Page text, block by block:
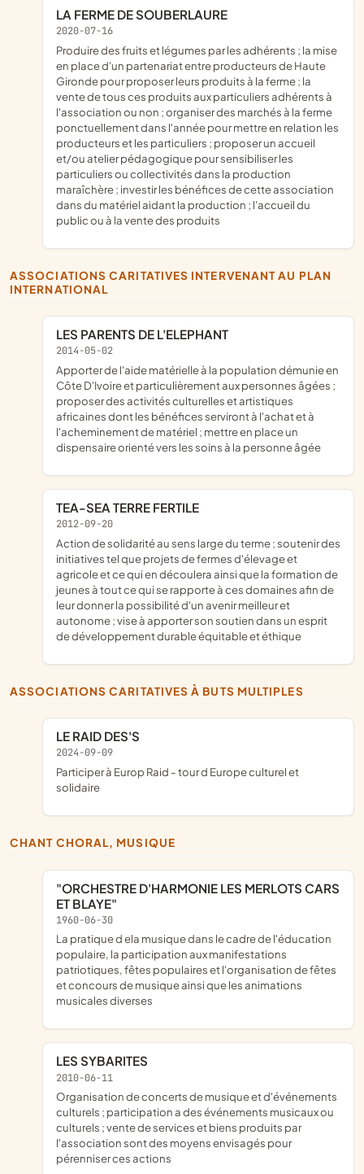
LA FERME DE SOUBERLAURE
2020-07-16
produire des fruits et légumes par les adhérents ; la mise
en place d'un partenariat entre producteurs de Haute
Gironde pour proposer leurs produits à la ferme ; la
vente de tous ces produits aux particuliers adhérents à
l'association ou non ; organiser des marchés à la ferme
ponctuellement dans l'année pour mettre en relation les
producteurs et les particuliers ; proposer un accueil
et/ou atelier pédagogique pour sensibiliser les
particuliers ou collectivités dans la production
maraîchère ; investir les bénéfices de cette association
dans du matériel aidant la production ; l'accueil du
public ou à la vente des produits
ASSOCIATIONS CARITATIVES INTERVENANT AU PLAN
INTERNATIONAL
LES PARENTS DE L'ELEPHANT
2014-05-02
apporter de l'aide matérielle à la population démunie en
Côte D'Ivoire et particulièrement aux personnes âgées ;
proposer des activités culturelles et artistiques
africaines dont les bénéfices serviront à l'achat et à
l'acheminement de matériel ; mettre en place un
dispensaire orienté vers les soins à la personne âgée
TEA-SEA TERRE FERTILE
2012-09-20
action de solidarité au sens large du terme ; soutenir des
initiatives tel que projets de fermes d'élevage et
agricole et ce qui en découlera ainsi que la formation de
jeunes à tout ce qui se rapporte à ces domaines afin de
leur donner la possibilité d'un avenir meilleur et
autonome ; vise à apporter son soutien dans un esprit
de développement durable équitable et éthique
ASSOCIATIONS CARITATIVES À BUTS MULTIPLES
LE RAID DES'S
2024-09-09
participer à Europ Raid - tour d Europe culturel et
solidaire
CHANT CHORAL, MUSIQUE
"ORCHESTRE D'HARMONIE LES MERLOTS CARS
ET BLAYE"
1960-06-30
la pratique d ela musique dans le cadre de l'éducation
populaire, la participation aux manifestations
patriotiques, fêtes populaires et l'organisation de fêtes
et concours de musique ainsi que les animations
musicales diverses
LES SYBARITES
2010-06-11
organisation de concerts de musique et d'événements
culturels ; participation a des événements musicaux ou
culturels ; vente de services et biens produits par
l'association sont des moyens envisagés pour
pérenniser ces actions